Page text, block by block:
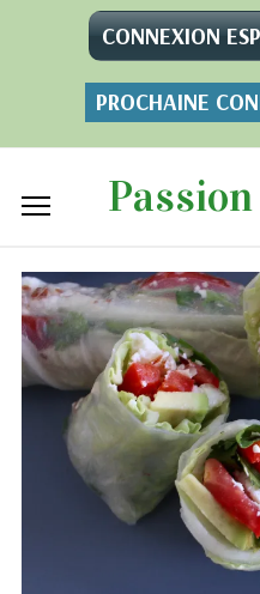
CONNEXION
PROCHAINE